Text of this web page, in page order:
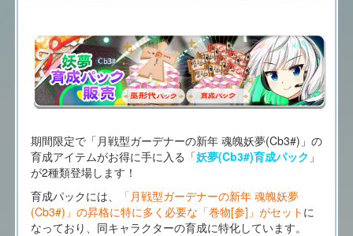
期間限定で「月戦型ガーデナーの新年 魂魄妖夢(Cb3#)」の
育成アイテムがお得に手に入る「妖夢(Cb3#)育成パック 」
が2種類登場します！
育成パックには、
「月戦型ガーデナーの新年 魂魄妖夢
(Cb3#)」の昇格に特に多く必要な「巻物[参]」がセット に
なっており、同キャラクターの育成に特化しています。